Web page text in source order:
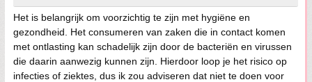
Het is belangrijk om voorzichtig te zijn met hygiëne en
gezondheid. Het consumeren van zaken die in contact komen
met ontlasting kan schadelijk zijn door de bacteriën en virussen
die daarin aanwezig kunnen zijn. Hierdoor loop je het risico op
infecties of ziektes, dus ik zou adviseren dat niet te doen voor